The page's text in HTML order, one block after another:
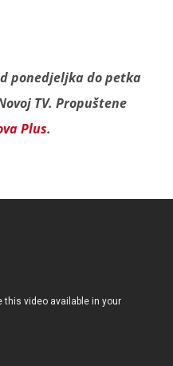
ponedjeljka do petka
TV. Propuštene
Plus.